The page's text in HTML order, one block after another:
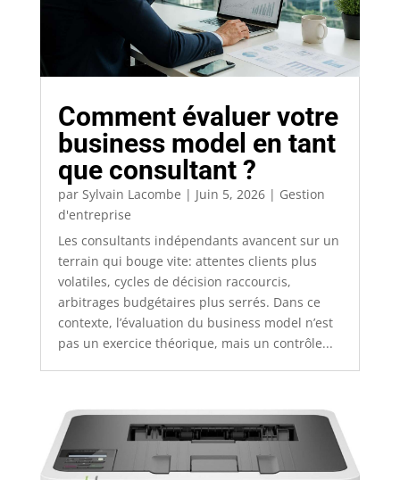
Comment évaluer votre
business model en tant
que consultant ?
par Sylvain Lacombe | Juin 5, 2026| Gestion
d'entreprise
Les consultants indépendants avancent sur un
terrain qui bouge vite: attentes clients plus
volatiles, cycles de décision raccourcis,
arbitrages budgétaires plus serrés. Dans ce
contexte, l’évaluation du business model n’est
pas un exercice théorique, mais un contrôle...